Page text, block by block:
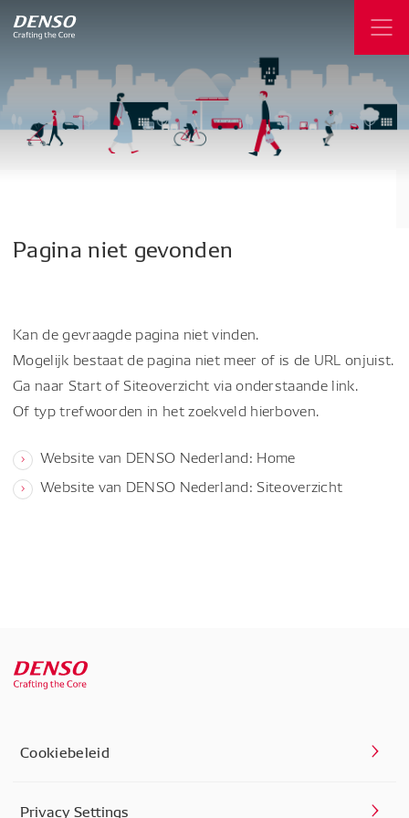
Pagina niet gevonden
Kan de gevraagde pagina niet vinden.
Mogelijk bestaat de pagina niet meer of is de URL onjuist.
Ga naar Start of Siteoverzicht via onderstaande link.
Of typ trefwoorden in het zoekveld hierboven.
Website van DENSO Nederland: Home
Website van DENSO Nederland: Siteoverzicht
Cookiebeleid
Privacy Settings